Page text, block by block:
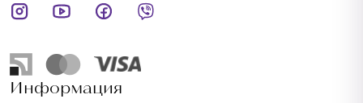
Информация